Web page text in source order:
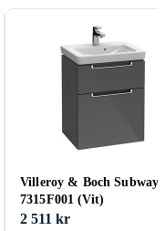
Villeroy & Boch Subway
7315F001 (Vit)
2 511 kr